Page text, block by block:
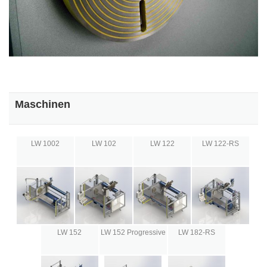
Maschinen
LW 1002 LW 102 LW 122 LW 122-RS
LW 152 LW 152 Progressive LW 182-RS